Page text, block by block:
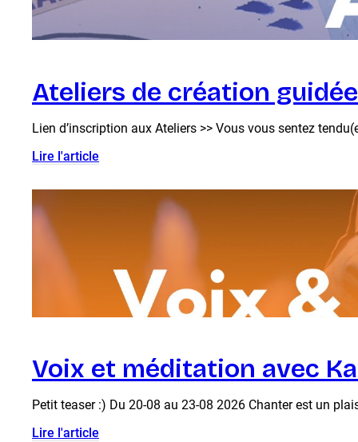
Ateliers de création
Lien d’inscription aux Ateliers >> Vous vous sentez
Lire l'article
Voix et méditation avec
Petit teaser :) Du 20-08 au 23-08 2026 Chanter est un
Lire l'article